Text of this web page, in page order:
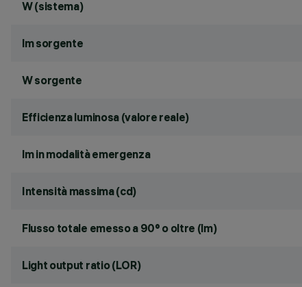
W (sistema)
lm sorgente
W sorgente
Efficienza luminosa (valore reale)
lm in modalità emergenza
Intensità massima (cd)
Flusso totale emesso a 90° o oltre (lm)
Light output ratio (LOR)